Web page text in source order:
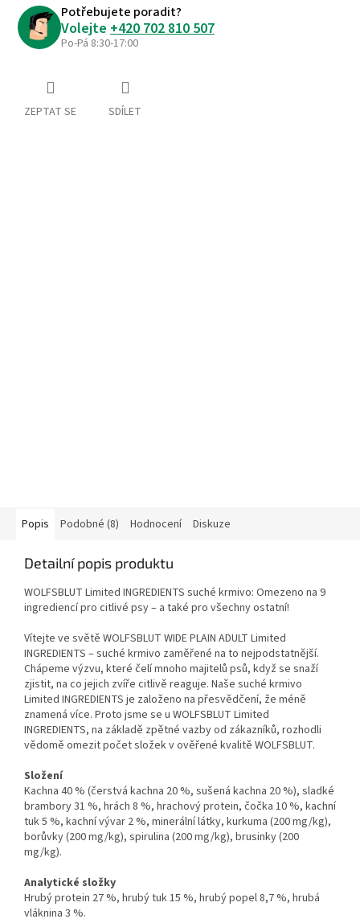
Potřebujete poradit?
Volejte +420 702 810 507
Po-Pá 8:30-17:00
ZEPTAT SE SDÍLET
Popis Podobné (8) Hodnocení Diskuze
Detailní popis produktu
WOLFSBLUT Limited INGREDIENTS suché krmivo: Omezeno na 9
ingrediencí pro citlivé psy – a také pro všechny ostatní!
Vítejte ve světě WOLFSBLUT WIDE PLAIN ADULT Limited
INGREDIENTS – suché krmivo zaměřené na to nejpodstatnější.
Chápeme výzvu, které čelí mnoho majitelů psů, když se snaží
zjistit, na co jejich zvíře citlivě reaguje. Naše suché krmivo
Limited INGREDIENTS je založeno na přesvědčení, že méně
znamená více. Proto jsme se u WOLFSBLUT Limited
INGREDIENTS, na základě zpětné vazby od zákazníků, rozhodli
vědomě omezit počet složek v ověřené kvalitě WOLFSBLUT.
Složení
Kachna 40 % (čerstvá kachna 20 %, sušená kachna 20 %), sladké
brambory 31 %, hrách 8 %, hrachový protein, čočka 10 %, kachní
tuk 5 %, kachní vývar 2 %, minerální látky, kurkuma (200 mg/kg),
borůvky (200 mg/kg), spirulina (200 mg/kg), brusinky (200
mg/kg).
Analytické složky
Hrubý protein 27 %, hrubý tuk 15 %, hrubý popel 8,7 %, hrubá
vláknina 3 %.